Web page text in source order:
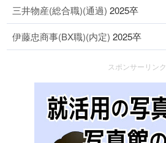
三井物産(総合職)(通過) 2025卒
伊藤忠商事(BX職)(内定) 2025卒
スポンサーリンク